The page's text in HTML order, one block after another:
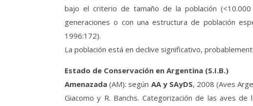
bajo el criterio de tamaño de la población
generaciones o con una estructura de población
1996:172).
La población está en declive significativo,
Estado de Conservación en Argentina (S.I.B.)
Amenazada (AM): según AA y SAyDS, 2008 (Aves
Giacomo y R. Banchs. Categorización de las aves